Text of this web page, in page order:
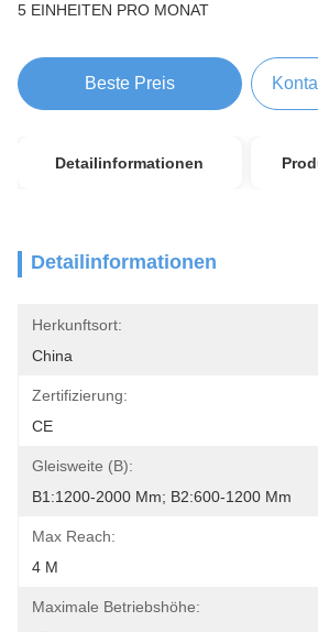
5 EINHEITEN PRO MONAT
Beste Preis
Detailinformationen
Detailinformationen
Herkunftsort:
China
Zertifizierung:
CE
Gleisweite (B):
B1:1200-2000 Mm; B2:600-1200 Mm
Max Reach:
4 M
Maximale Betriebshöhe: